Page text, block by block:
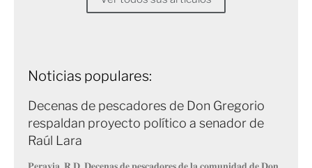
Noticias populares:
Decenas de pescadores de Don Gregorio
respaldan proyecto político a senador de
Raúl Lara
𝐏𝐞𝐫𝐚𝐯𝐢𝐚, 𝐑.𝐃. 𝐃𝐞𝐜𝐞𝐧𝐚𝐬 𝐝𝐞 𝐩𝐞𝐬𝐜𝐚𝐝𝐨𝐫𝐞𝐬 𝐝𝐞 𝐥𝐚 𝐜𝐨𝐦𝐮𝐧𝐢𝐝𝐚𝐝 𝐝𝐞 𝐃𝐨𝐧